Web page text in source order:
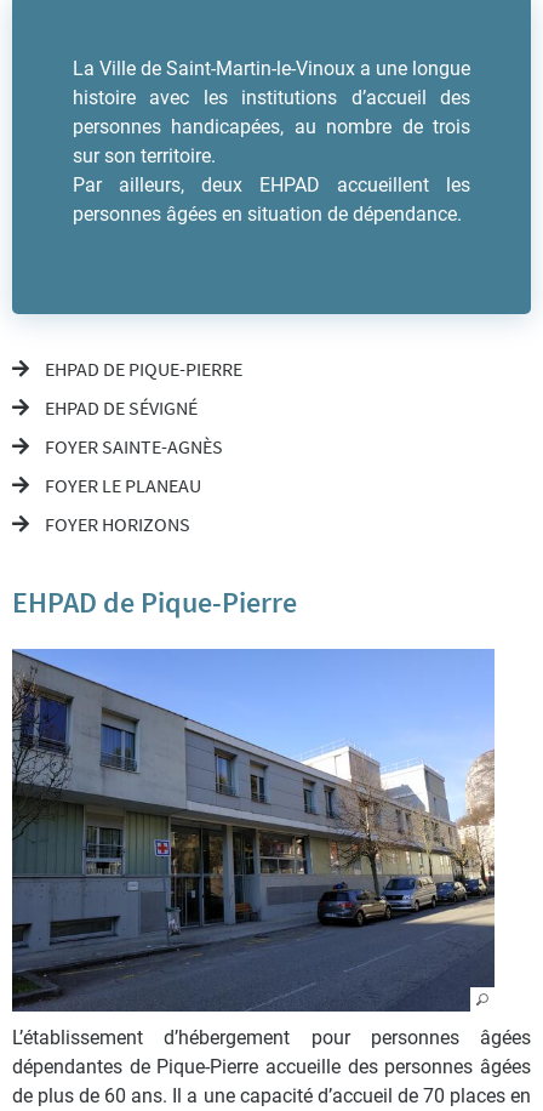
La Ville de Saint-Martin-le-Vinoux a une longue
histoire avec les institutions d’accueil des
personnes handicapées, au nombre de trois
sur son territoire.
Par ailleurs, deux EHPAD accueillent les
personnes âgées en situation de dépendance.
EHPAD DE PIQUE-PIERRE
EHPAD DE SÉVIGNÉ
FOYER SAINTE-AGNÈS
FOYER LE PLANEAU
FOYER HORIZONS
EHPAD de Pique-Pierre
L’établissement d’hébergement pour personnes âgées
dépendantes de Pique-Pierre accueille des personnes âgées
de plus de 60 ans. Il a une capacité d’accueil de 70 places en